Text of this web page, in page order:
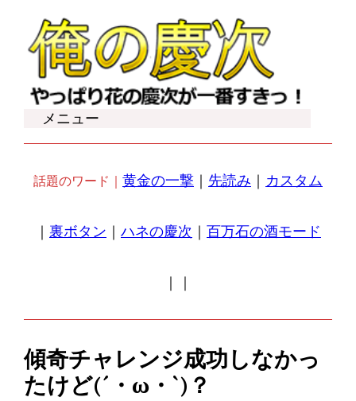
メニュー
話題のワード｜ 黄金の一撃 ｜ 先読み ｜ カスタム
｜ 裏ボタン ｜ ハネの慶次 ｜ 百万石の酒モード
｜ ｜
傾奇チャレンジ成功しなかっ
たけど(´・ω・`)？